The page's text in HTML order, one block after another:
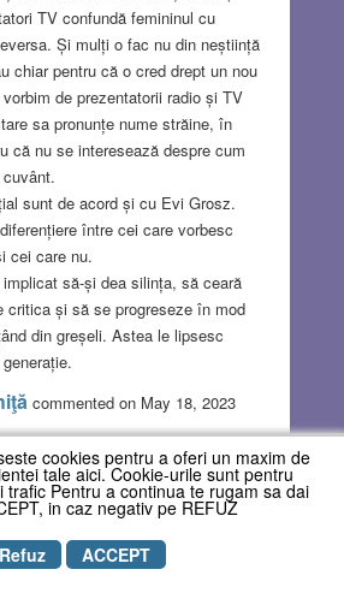
TV confundă femininul cu
Și mulți o fac nu din neștiință
chiar pentru că o cred drept un nou
de prezentatorii radio și TV
sa pronunțe nume străine, în
că nu se interesează despre cum
sunt de acord și cu Evi Grosz.
între cei care vorbesc
cei care nu.
să-și dea silința, să ceară
critica și să se progreseze în mod
din greșeli. Astea le lipsesc
commented on May 18, 2023
că articolul meu se referă, în
textele publicate care au greşeli de
acest caz cred că cei care îşi asumă
trebui să-şi corecteze sau să-i roage
textele, după cum şi
cookies pentru a oferi un maxim de
tale aici. Cookie-urile sunt pentru
trafic Pentru a continua te rugam sa dai
in caz negativ pe REFUZ
Refuz
ACCEPT